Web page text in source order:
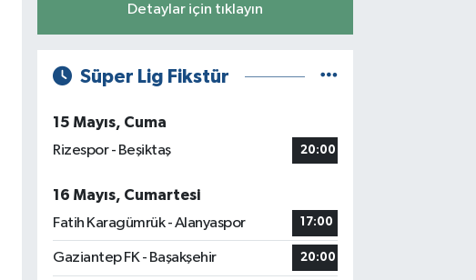
Detaylar için tıklayın
Süper Lig Fikstür
15 Mayıs, Cuma
Rizespor - Beşiktaş
20:00
16 Mayıs, Cumartesi
Fatih Karagümrük - Alanyaspor
17:00
Gaziantep FK - Başakşehir 20:00